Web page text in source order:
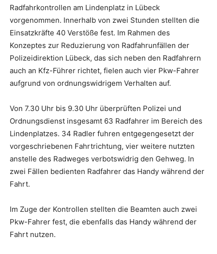
Radfahrkontrollen am Lindenplatz in Lübeck
vorgenommen. Innerhalb von zwei Stunden stellten die
Einsatzkräfte 40 Verstöße fest. Im Rahmen des
Konzeptes zur Reduzierung von Radfahrunfällen der
Polizeidirektion Lübeck, das sich neben den Radfahrern
auch an Kfz-Führer richtet, fielen auch vier Pkw-Fahrer
aufgrund von ordnungswidrigem Verhalten auf.
Von 7.30 Uhr bis 9.30 Uhr überprüften Polizei und
Ordnungsdienst insgesamt 63 Radfahrer im Bereich des
Lindenplatzes. 34 Radler fuhren entgegengesetzt der
vorgeschriebenen Fahrtrichtung, vier weitere nutzten
anstelle des Radweges verbotswidrig den Gehweg. In
zwei Fällen bedienten Radfahrer das Handy während der
Fahrt.
Im Zuge der Kontrollen stellten die Beamten auch zwei
Pkw-Fahrer fest, die ebenfalls das Handy während der
Fahrt nutzen.